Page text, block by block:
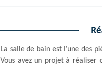
La salle de bain est l’une des
Vous avez un projet à réaliser